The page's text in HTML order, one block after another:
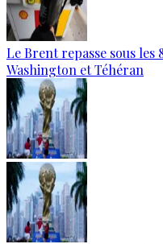
Le Brent repasse sous
Washington et Téhéran